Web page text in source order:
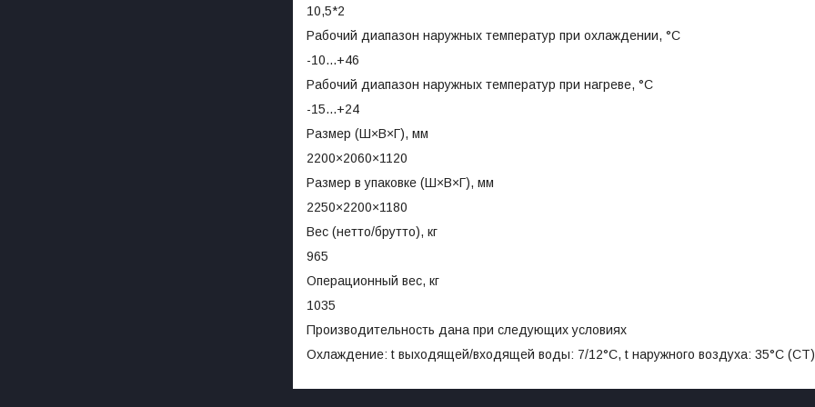
10,5*2
Рабочий диапазон наружных температур при охлаждении, °C
-10...+46
Рабочий диапазон наружных температур при нагреве, °C
-15...+24
Размер (Ш×В×Г), мм
2200×2060×1120
Размер в упаковке (Ш×В×Г), мм
2250×2200×1180
Вес (нетто/брутто), кг
965
Операционный вес, кг
1035
Производительность дана при следующих условиях
Охлаждение: t выходящей/входящей воды: 7/12°С, t наружного воздуха: 35°С